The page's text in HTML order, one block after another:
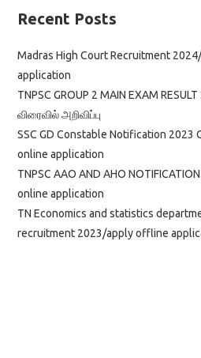
Recent Posts
Madras High Court Recruitment
application
TNPSC GROUP 2 MAIN EXAM
விரைவில் அறிவிப்பு
SSC GD Constable Notification 2023
online application
TNPSC AAO AND AHO
online application
TN Economics and statistics
recruitment 2023/apply offline